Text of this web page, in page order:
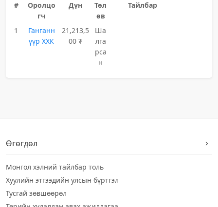
#
Оролцо
гч
Дүн
Төл
өв
Тайлбар
1
Ганганн
үүр ХХК
21,213,5
00 ₮
Ша
лга
рса
н
Өгөгдөл
Монгол хэлний тайлбар толь
Хуулийн этгээдийн улсын бүртгэл
Тусгай зөвшөөрөл